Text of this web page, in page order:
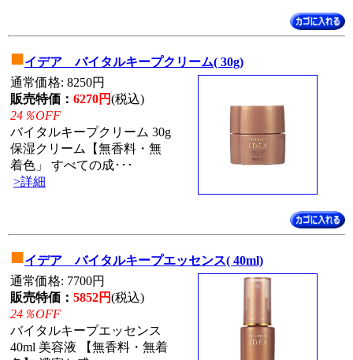
■イデア バイタルキープクリーム( 30g)
通常価格: 8250円
販売特価： 6270円(税込)
24％OFF
バイタルキープクリーム 30g
保湿クリーム【無香料・無
着色」 すべての成･･･
>詳細
■イデア バイタルキープエッセンス( 40ml)
通常価格: 7700円
販売特価： 5852円(税込)
24％OFF
バイタルキープエッセンス
40ml 美容液 【無香料・無着